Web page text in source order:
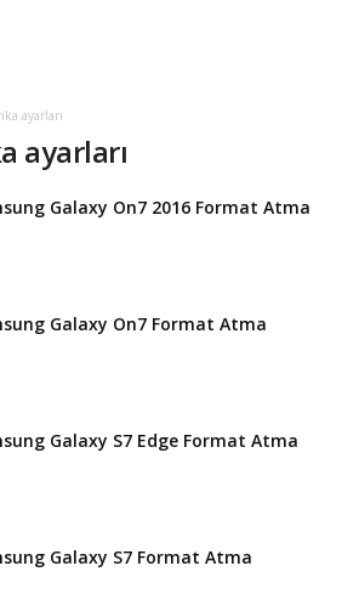
ayarları
ayarları
Galaxy On7 2016 Format Atma
Galaxy On7 Format Atma
Galaxy S7 Edge Format Atma
Galaxy S7 Format Atma